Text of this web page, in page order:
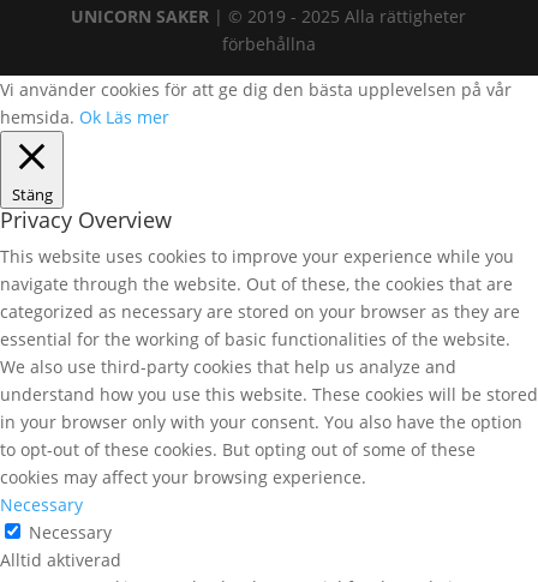
UNICORN SAKER | © 2019 - 2025 Alla rättigheter
förbehållna
Vi använder cookies för att ge dig den bästa upplevelsen på vår
hemsida. Ok Läs mer
Stäng
Privacy Overview
This website uses cookies to improve your experience while you
navigate through the website. Out of these, the cookies that are
categorized as necessary are stored on your browser as they are
essential for the working of basic functionalities of the website.
We also use third-party cookies that help us analyze and
understand how you use this website. These cookies will be stored
in your browser only with your consent. You also have the option
to opt-out of these cookies. But opting out of some of these
cookies may affect your browsing experience.
Necessary
Necessary
Alltid aktiverad